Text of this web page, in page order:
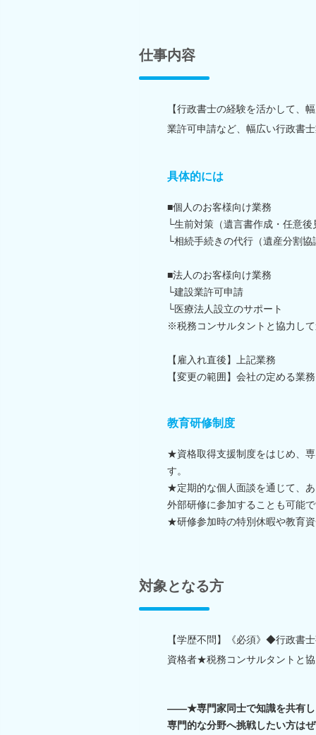
仕事内容
【行政書士の経験を活かして、
業許可申請など、幅広い行政書
具体的には
■個人のお客様向け業務
└生前対策（遺言書作成・任意後
└相続手続きの代行（遺産分割
■法人のお客様向け業務
└建設業許可申請
└医療法人設立のサポート
※税務コンサルタントと協力し
【雇入れ直後】上記業務
【変更の範囲】会社の定める業務
教育研修制度
★資格取得支援制度をはじめ、
す。
★定期的な個人面談を通じて、
外部研修に参加することも可能
★研修参加時の特別休暇や教育
対象となる方
【学歴不問】《必須》◆行政書
資格者★税務コンサルタントと
――★専門家同士で知識を共有し
専門的な分野へ挑戦したい方は